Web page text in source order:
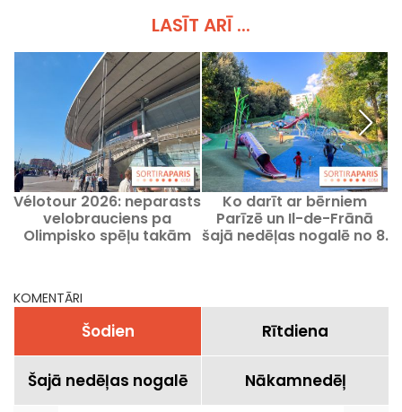
LASĪT ARĪ ...
Vélotour 2026: neparasts
velobrauciens pa
Olimpisko spēļu takām
Ko darīt ar bērniem
Parīzē un Il-de-Frānā
šajā nedēļas nogalē no 8.
KOMENTĀRI
Šodien Rītdiena
Šajā nedēļas nogalē Nākamnedēļ